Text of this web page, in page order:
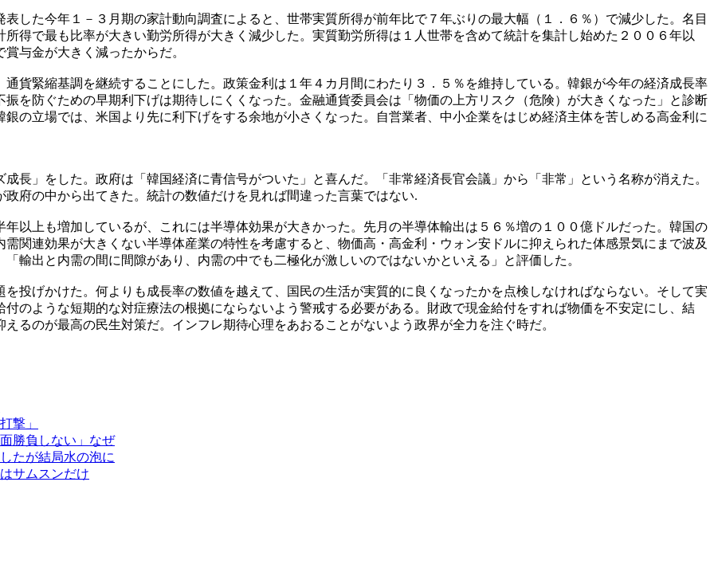
した今年１－３月期の家計動向調査によると、世帯実質所得が前年比で７年ぶりの最大幅（１．６％）で減少した。名目
得で最も比率が大きい勤労所得が大きく減少した。実質勤労所得は１人世帯を含めて統計を集計し始めた２００６年以
与金が大きく減ったからだ。
貨緊縮基調を継続することにした。政策金利は１年４カ月間にわたり３．５％を維持している。韓銀が今年の経済成長率
を防ぐための早期利下げは期待しにくくなった。金融通貨委員会は「物価の上方リスク（危険）が大きくなった」と診断
の立場では、米国より先に利下げをする余地が小さくなった。自営業者、中小企業をはじめ経済主体を苦しめる高金利に
長」をした。政府は「韓国経済に青信号がついた」と喜んだ。「非常経済長官会議」から「非常」という名称が消えた。
府の中から出てきた。統計の数値だけを見れば間違った言葉ではない.
以上も増加しているが、これには半導体効果が大きかった。先月の半導体輸出は５６％増の１００億ドルだった。韓国の
関連効果が大きくない半導体産業の特性を考慮すると、物価高・高金利・ウォン安ドルに抑えられた体感景気にまで波及
輸出と内需の間に間隙があり、内需の中でも二極化が激しいのではないかといえる」と評価した。
投げかけた。何よりも成長率の数値を越えて、国民の生活が実質的に良くなったかを点検しなければならない。そして実
のような短期的な対症療法の根拠にならないよう警戒する必要がある。財政で現金給付をすれば物価を不安定にし、結
るのが最高の民生対策だ。インフレ期待心理をあおることがないよう政界が全力を注ぐ時だ。
撃」
勝負しない」なぜ
たが結局水の泡に
サムスンだけ